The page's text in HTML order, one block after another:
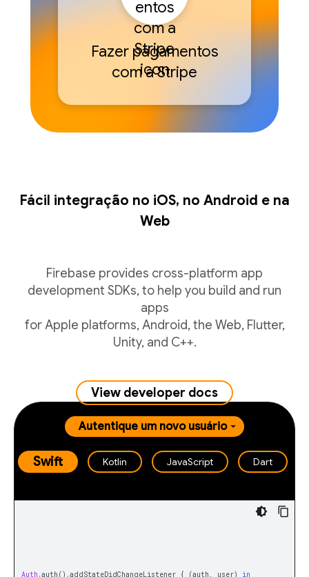
Fazer pagamentos
com a Stripe
Fácil integração no iOS, no Android e na
Web
Firebase provides cross-platform app
development SDKs, to help you build and run
apps
for Apple platforms, Android, the Web, Flutter,
Unity, and C++.
View developer docs